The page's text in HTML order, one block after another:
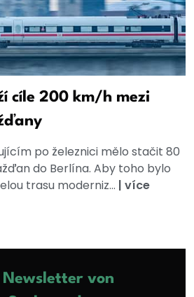
cíle 200 km/h mezi
po železnici mělo stačit 80
do Berlína. Aby toho bylo
trasu moderniz... | více
Newsletter von